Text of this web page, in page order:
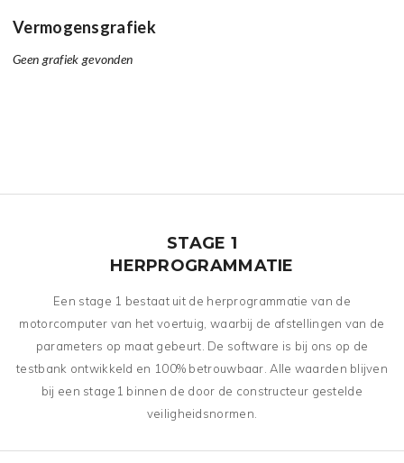
Vermogensgrafiek
Geen grafiek gevonden
STAGE 1
HERPROGRAMMATIE
Een stage 1 bestaat uit de herprogrammatie van de
motorcomputer van het voertuig, waarbij de afstellingen van de
parameters op maat gebeurt. De software is bij ons op de
testbank ontwikkeld en 100% betrouwbaar. Alle waarden blijven
bij een stage1 binnen de door de constructeur gestelde
veiligheidsnormen.